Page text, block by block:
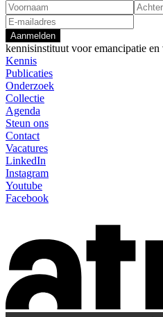
Aanmelden
kennisinstituut voor emancipatie
Kennis
Publicaties
Onderzoek
Collectie
Agenda
Steun ons
Contact
Vacatures
LinkedIn
Instagram
Youtube
Facebook